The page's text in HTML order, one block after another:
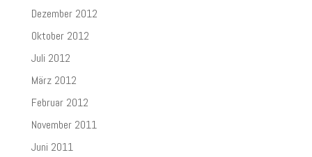
Dezember 2012
Oktober 2012
Juli 2012
März 2012
Februar 2012
November 2011
Juni 2011